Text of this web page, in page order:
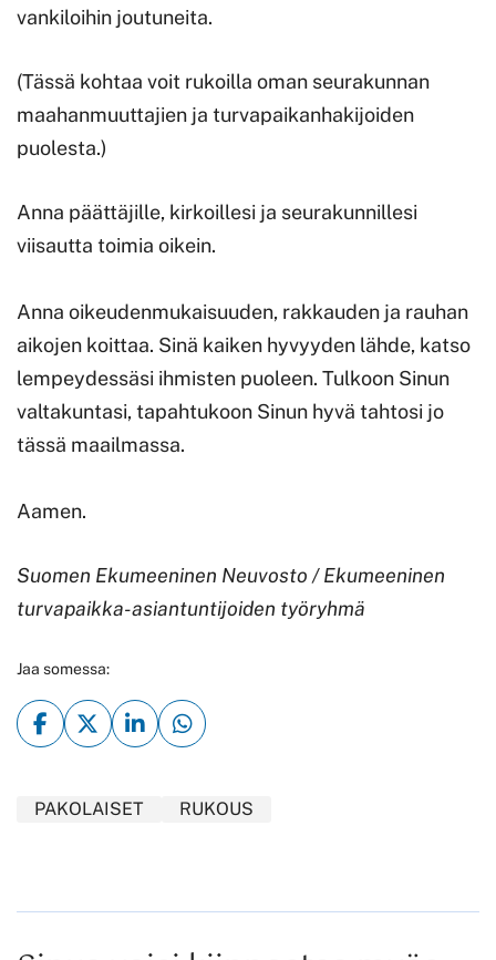
vankiloihin joutuneita.
(Tässä kohtaa voit rukoilla oman seurakunnan
maahanmuuttajien ja turvapaikanhakijoiden
puolesta.)
Anna päättäjille, kirkoillesi ja seurakunnillesi
viisautta toimia oikein.
Anna oikeudenmukaisuuden, rakkauden ja rauhan
aikojen koittaa. Sinä kaiken hyvyyden lähde, katso
lempeydessäsi ihmisten puoleen. Tulkoon Sinun
valtakuntasi, tapahtukoon Sinun hyvä tahtosi jo
tässä maailmassa.
Aamen.
Suomen Ekumeeninen Neuvosto / Ekumeeninen
turvapaikka-asiantuntijoiden työryhmä
Jaa somessa:
PAKOLAISET RUKOUS